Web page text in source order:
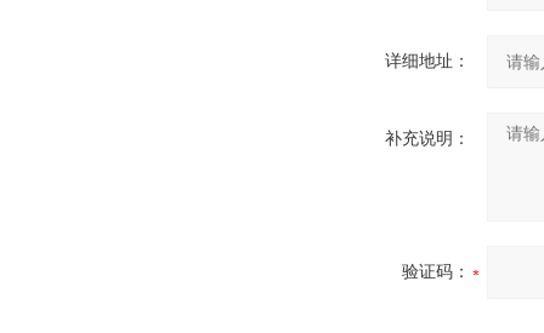
详细地址：
补充说明：
验证码：